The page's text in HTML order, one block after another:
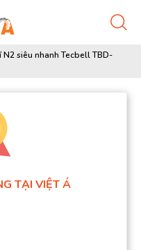
N2 siêu nhanh Tecbell TBD-
TẠI VIỆT Á